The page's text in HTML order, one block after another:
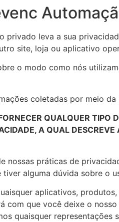
privado leva a sua
site, loja ou aplicativo
o modo como nós
coletadas por meio da
QUALQUER
A QUAL
nossas práticas de
alguma dúvida sobre o
aplicativos,
com que você deixe o
quaisquer